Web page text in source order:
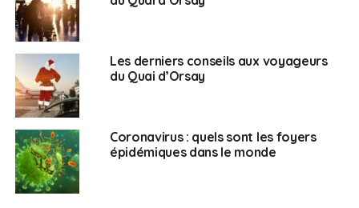
Les derniers conseils aux voyageurs
du Quai d’Orsay
Coronavirus : quels sont les foyers
épidémiques dans le monde